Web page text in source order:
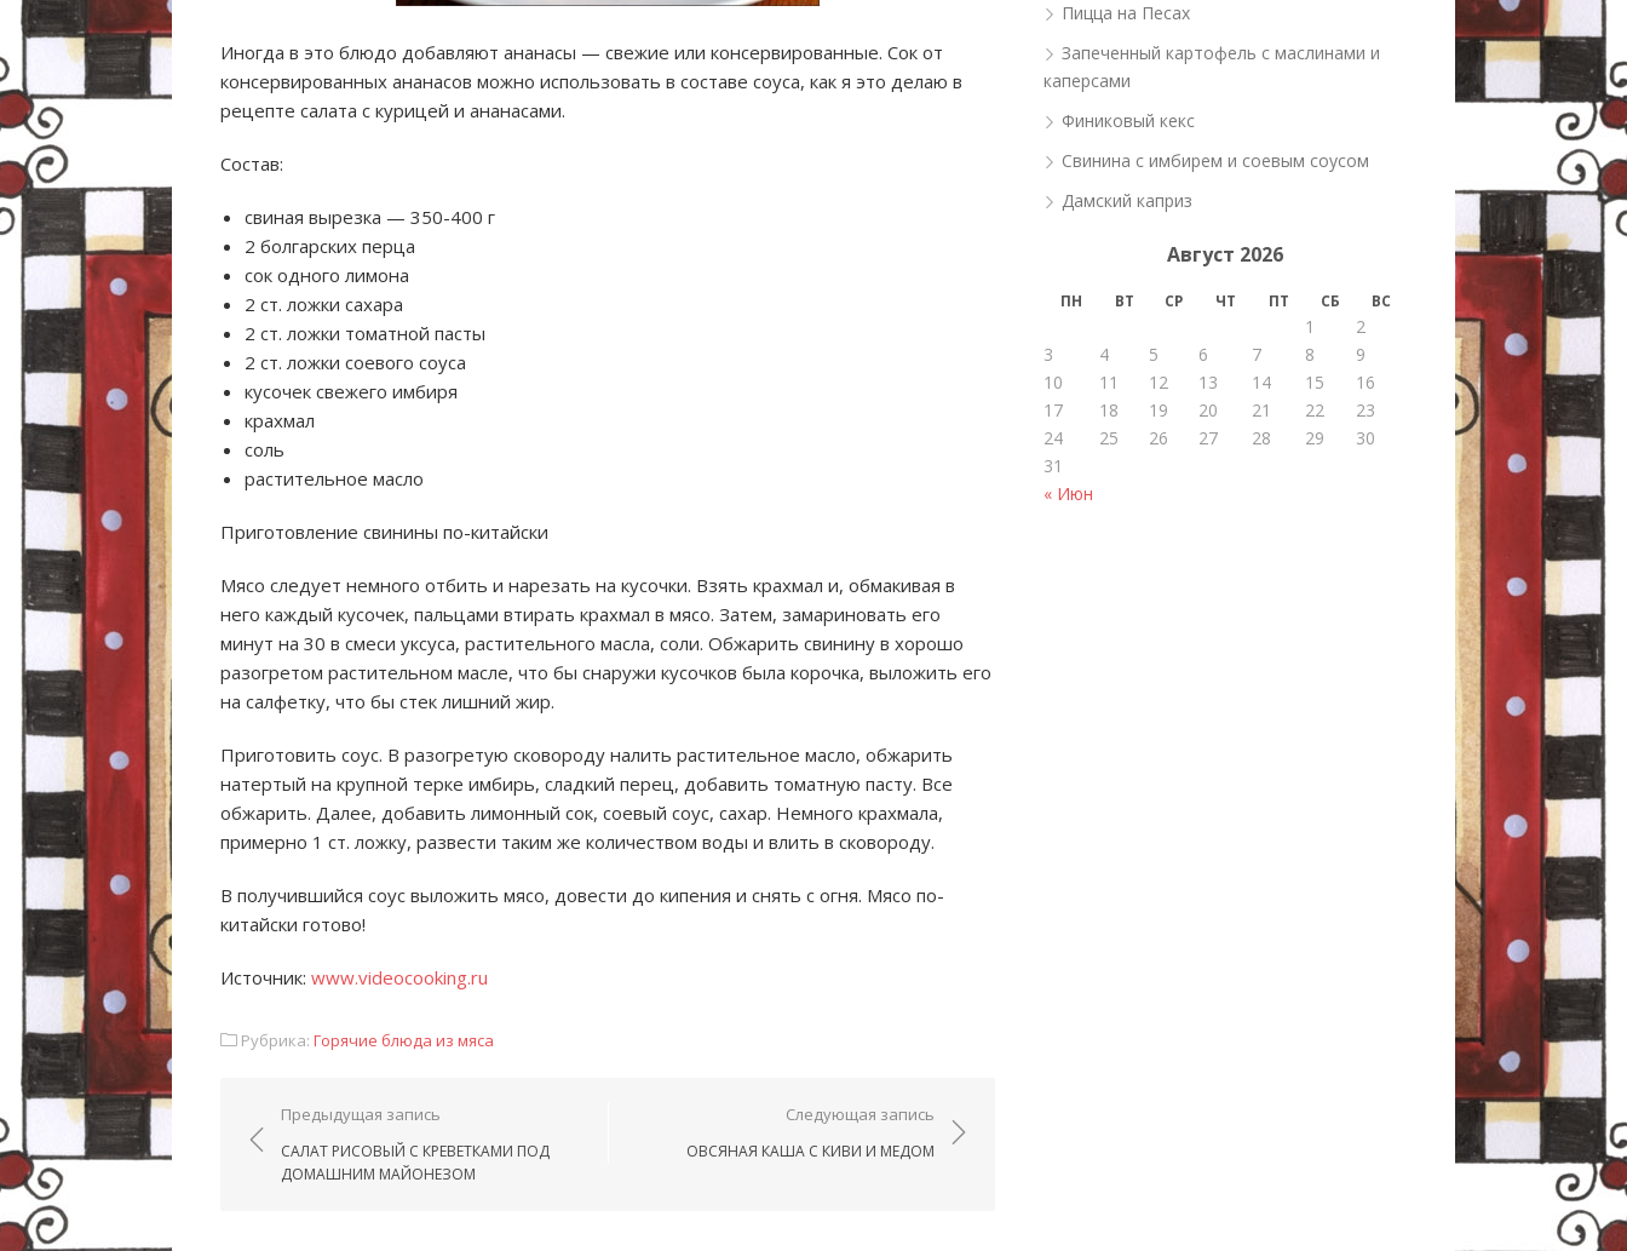
Иногда в это блюдо добавляют ананасы — свежие или консервированные. Сок от
консервированных ананасов можно использовать в составе соуса, как я это делаю в
рецепте салата с курицей и ананасами.
Состав:
свиная вырезка — 350-400 г
2 болгарских перца
сок одного лимона
2 ст. ложки сахара
2 ст. ложки томатной пасты
2 ст. ложки соевого соуса
кусочек свежего имбиря
крахмал
соль
растительное масло
Приготовление свинины по-китайски
Мясо следует немного отбить и нарезать на кусочки. Взять крахмал и, обмакивая в
него каждый кусочек, пальцами втирать крахмал в мясо. Затем, замариновать его
минут на 30 в смеси уксуса, растительного масла, соли. Обжарить свинину в хорошо
разогретом растительном масле, что бы снаружи кусочков была корочка, выложить его
на салфетку, что бы стек лишний жир.
Приготовить соус. В разогретую сковороду налить растительное масло, обжарить
натертый на крупной терке имбирь, сладкий перец, добавить томатную пасту. Все
обжарить. Далее, добавить лимонный сок, соевый соус, сахар. Немного крахмала,
примерно 1 ст. ложку, развести таким же количеством воды и влить в сковороду.
В получившийся соус выложить мясо, довести до кипения и снять с огня. Мясо по-
китайски готово!
Источник: www.videocooking.ru
Рубрика: Горячие блюда из мяса
Навигация по записям
Предыдущая запись
САЛАТ РИСОВЫЙ С КРЕВЕТКАМИ ПОД
ДОМАШНИМ МАЙОНЕЗОМ
Следующая запись
ОВСЯНАЯ КАША С КИВИ И МЕДОМ
Пицца на Песах
Запеченный картофель с маслинами и
каперсами
Финиковый кекс
Свинина с имбирем и соевым соусом
Дамский каприз
Август 2026
ПН ВТ СР ЧТ ПТ СБ ВС
« Июн
1
2
3
4 5 6 7 8
9
10
11 12 13 14 15
16
17
18 19 20 21 22
23
24
25 26 27 28 29
30
31